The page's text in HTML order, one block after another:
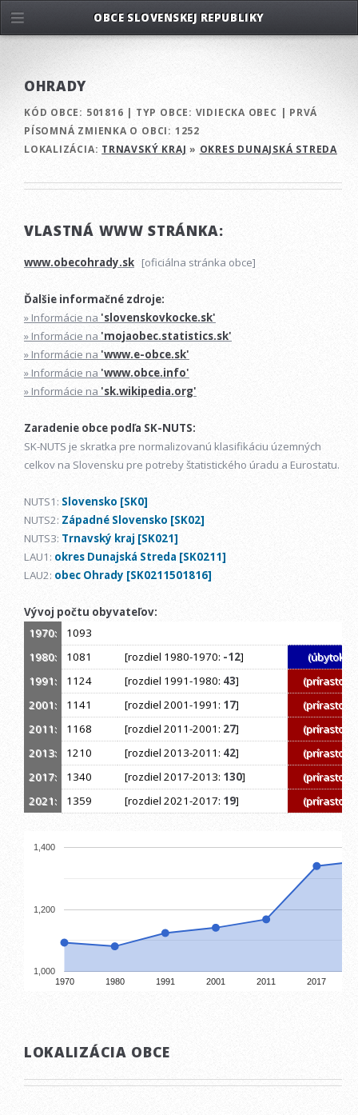
OHRADY
KÓD OBCE: 501816 | TYP OBCE: VIDIECKA OBEC | PRVÁ
PÍSOMNÁ ZMIENKA O OBCI: 1252
LOKALIZÁCIA: TRNAVSKÝ KRAJ » OKRES DUNAJSKÁ STREDA
VLASTNÁ WWW STRÁNKA:
www.obecohrady.sk [oficiálna stránka obce]
Ďalšie informačné zdroje:
» Informácie na 'slovenskovkocke.sk'
» Informácie na 'mojaobec.statistics.sk'
» Informácie na 'www.e-obce.sk'
» Informácie na 'www.obce.info'
» Informácie na 'sk.wikipedia.org'
Zaradenie obce podľa SK-NUTS:
SK-NUTS je skratka pre normalizovanú klasifikáciu územných
celkov na Slovensku pre potreby štatistického úradu a Eurostatu.
NUTS1: Slovensko [SK0]
NUTS2: Západné Slovensko [SK02]
NUTS3: Trnavský kraj [SK021]
LAU1: okres Dunajská Streda [SK0211]
LAU2: obec Ohrady [SK0211501816]
Vývoj počtu obyvateľov:
1970:
1093
1980:
1081 [rozdiel 1980-1970: -12]
(úbytok)
1991:
1124 [rozdiel 1991-1980: 43]
(prírastok)
2001:
1141 [rozdiel 2001-1991: 17]
(prírastok)
2011:
1168 [rozdiel 2011-2001: 27]
(prírastok)
2013:
1210 [rozdiel 2013-2011: 42]
(prírastok)
2017:
1340 [rozdiel 2017-2013: 130]
(prírastok)
2021:
1359 [rozdiel 2021-2017: 19] (prírastok)
1970 1980 1991 2001 2011 2017
1,000
1,200
1,400
LOKALIZÁCIA OBCE
OBCE SLOVENSKEJ REPUBLIKY